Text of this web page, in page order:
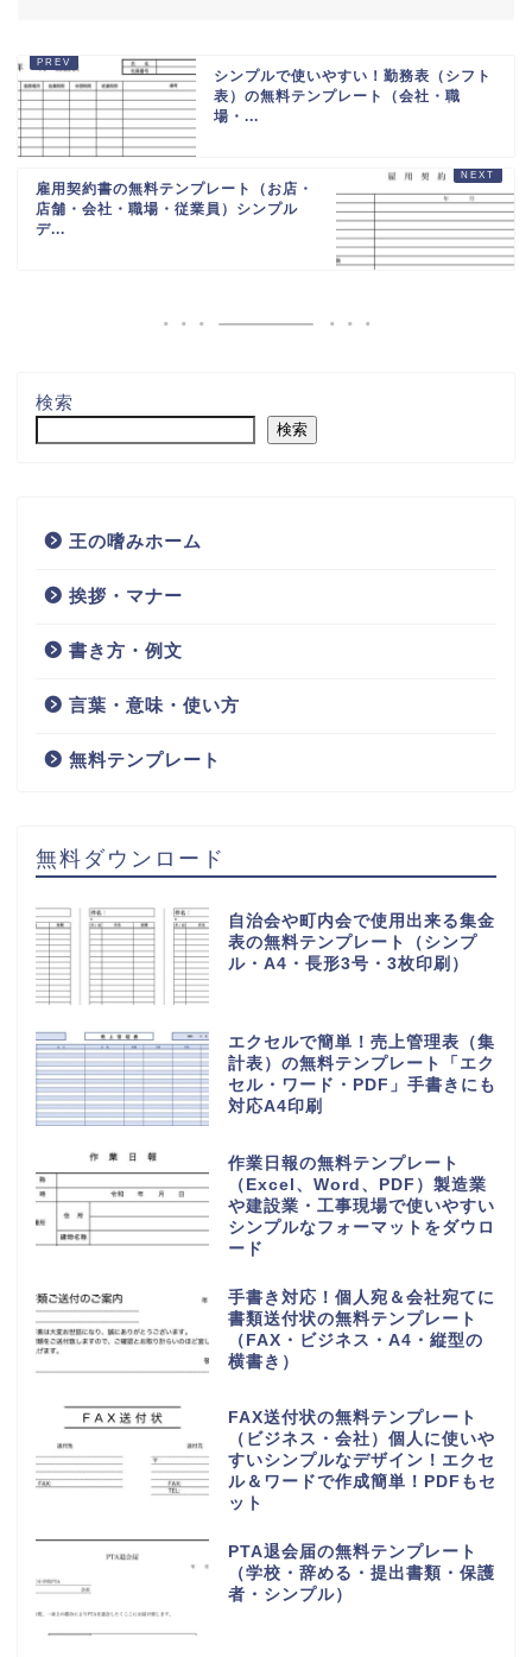
シンプルで使いやすい！勤務表（シフト
表）の無料テンプレート（会社・職
場・...
雇用契約書の無料テンプレート（お店・
店舗・会社・職場・従業員）シンプル
デ...
検索
検索
王の嗜みホーム
挨拶・マナー
書き方・例文
言葉・意味・使い方
無料テンプレート
無料ダウンロード
自治会や町内会で使用出来る集金
表の無料テンプレート（シンプ
ル・A4・長形3号・3枚印刷）
エクセルで簡単！売上管理表（集
計表）の無料テンプレート「エク
セル・ワード・PDF」手書きにも
対応A4印刷
作業日報の無料テンプレート
（Excel、Word、PDF）製造業
や建設業・工事現場で使いやすい
シンプルなフォーマットをダウロ
ード
手書き対応！個人宛＆会社宛てに
書類送付状の無料テンプレート
（FAX・ビジネス・A4・縦型の
横書き）
FAX送付状の無料テンプレート
（ビジネス・会社）個人に使いや
すいシンプルなデザイン！エクセ
ル＆ワードで作成簡単！PDFもセ
ット
PTA退会届の無料テンプレート
（学校・辞める・提出書類・保護
者・シンプル）